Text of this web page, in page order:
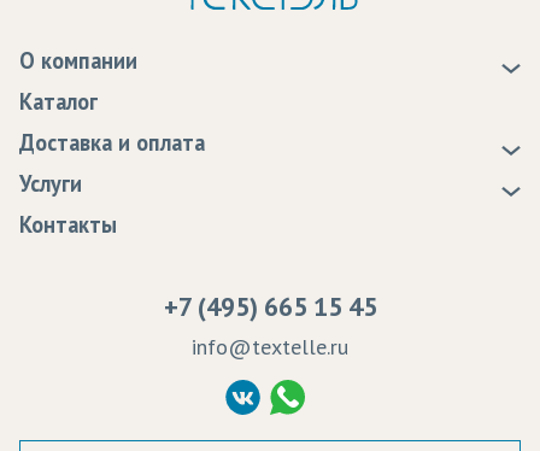
О компании
Статьи
Программа лояльности
Сертификаты качества
Судебные решения
Политика Конфиденциальности
Согласие на обработку ПД
Каталог
Доставка и оплата
Доставка
Оплата
Услуги
Образцы
Контакты
+7 (495) 665 15 45
info@textelle.ru